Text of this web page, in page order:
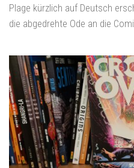
Plage kürzlich auf Deutsch
die abgedrehte Ode an die